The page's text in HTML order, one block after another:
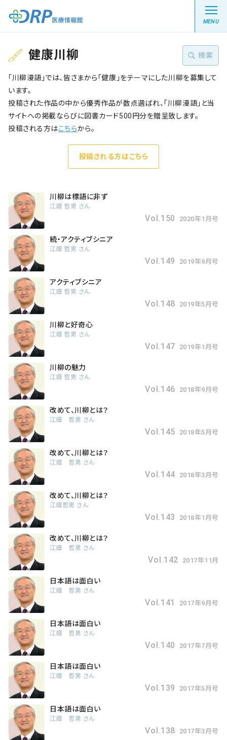
MENU
最新の注目記事
栄養健康レシピ
健康川柳
DRP医療情報館とは?
会社概要
お知らせ
お問い合わせ
健康川柳 検索
キーワード :
絞り込む
「川柳漫語」では、皆さまから「健康」をテーマにした川柳を募集して
います。
投稿された作品の中から優秀作品が数点選ばれ、「川柳漫語」と当
サイトへの掲載ならびに図書カード500円分を贈呈致します。
投稿される方はこちらから。
投稿される方はこちら
川柳は標語に非ず
江畑 哲男 さん
Vol.150 2020年1月号
続・アクティブシニア
江畑 哲男 さん
Vol.149 2019年9月号
アクティブシニア
江畑 哲男 さん
Vol.148 2019年5月号
川柳と好奇心
江畑 哲男 さん
Vol.147 2019年1月号
川柳の魅力
江畑 哲男 さん
Vol.146 2018年9月号
改めて、川柳とは？
江畑 哲男 さん
Vol.145 2018年5月号
改めて、川柳とは？
江畑 哲男 さん
Vol.144 2018年3月号
改めて、川柳とは？
江畑哲男 さん
Vol.143 2018年1月号
改めて、川柳とは？
江畑 哲男 さん
Vol.142 2017年11月
日本語は面白い
江畑 哲男 さん
Vol.141 2017年9月号
日本語は面白い
江畑 哲男 さん
Vol.140 2017年7月号
日本語は面白い
江畑 哲男 さん
Vol.139 2017年5月号
日本語は面白い
江畑 哲男 さん
Vol.138 2017年3月号